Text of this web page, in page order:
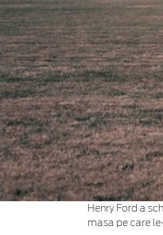
Henry Ford a
masa pe care